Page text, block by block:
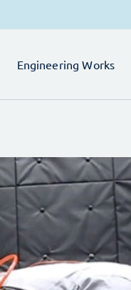
Engineering Works